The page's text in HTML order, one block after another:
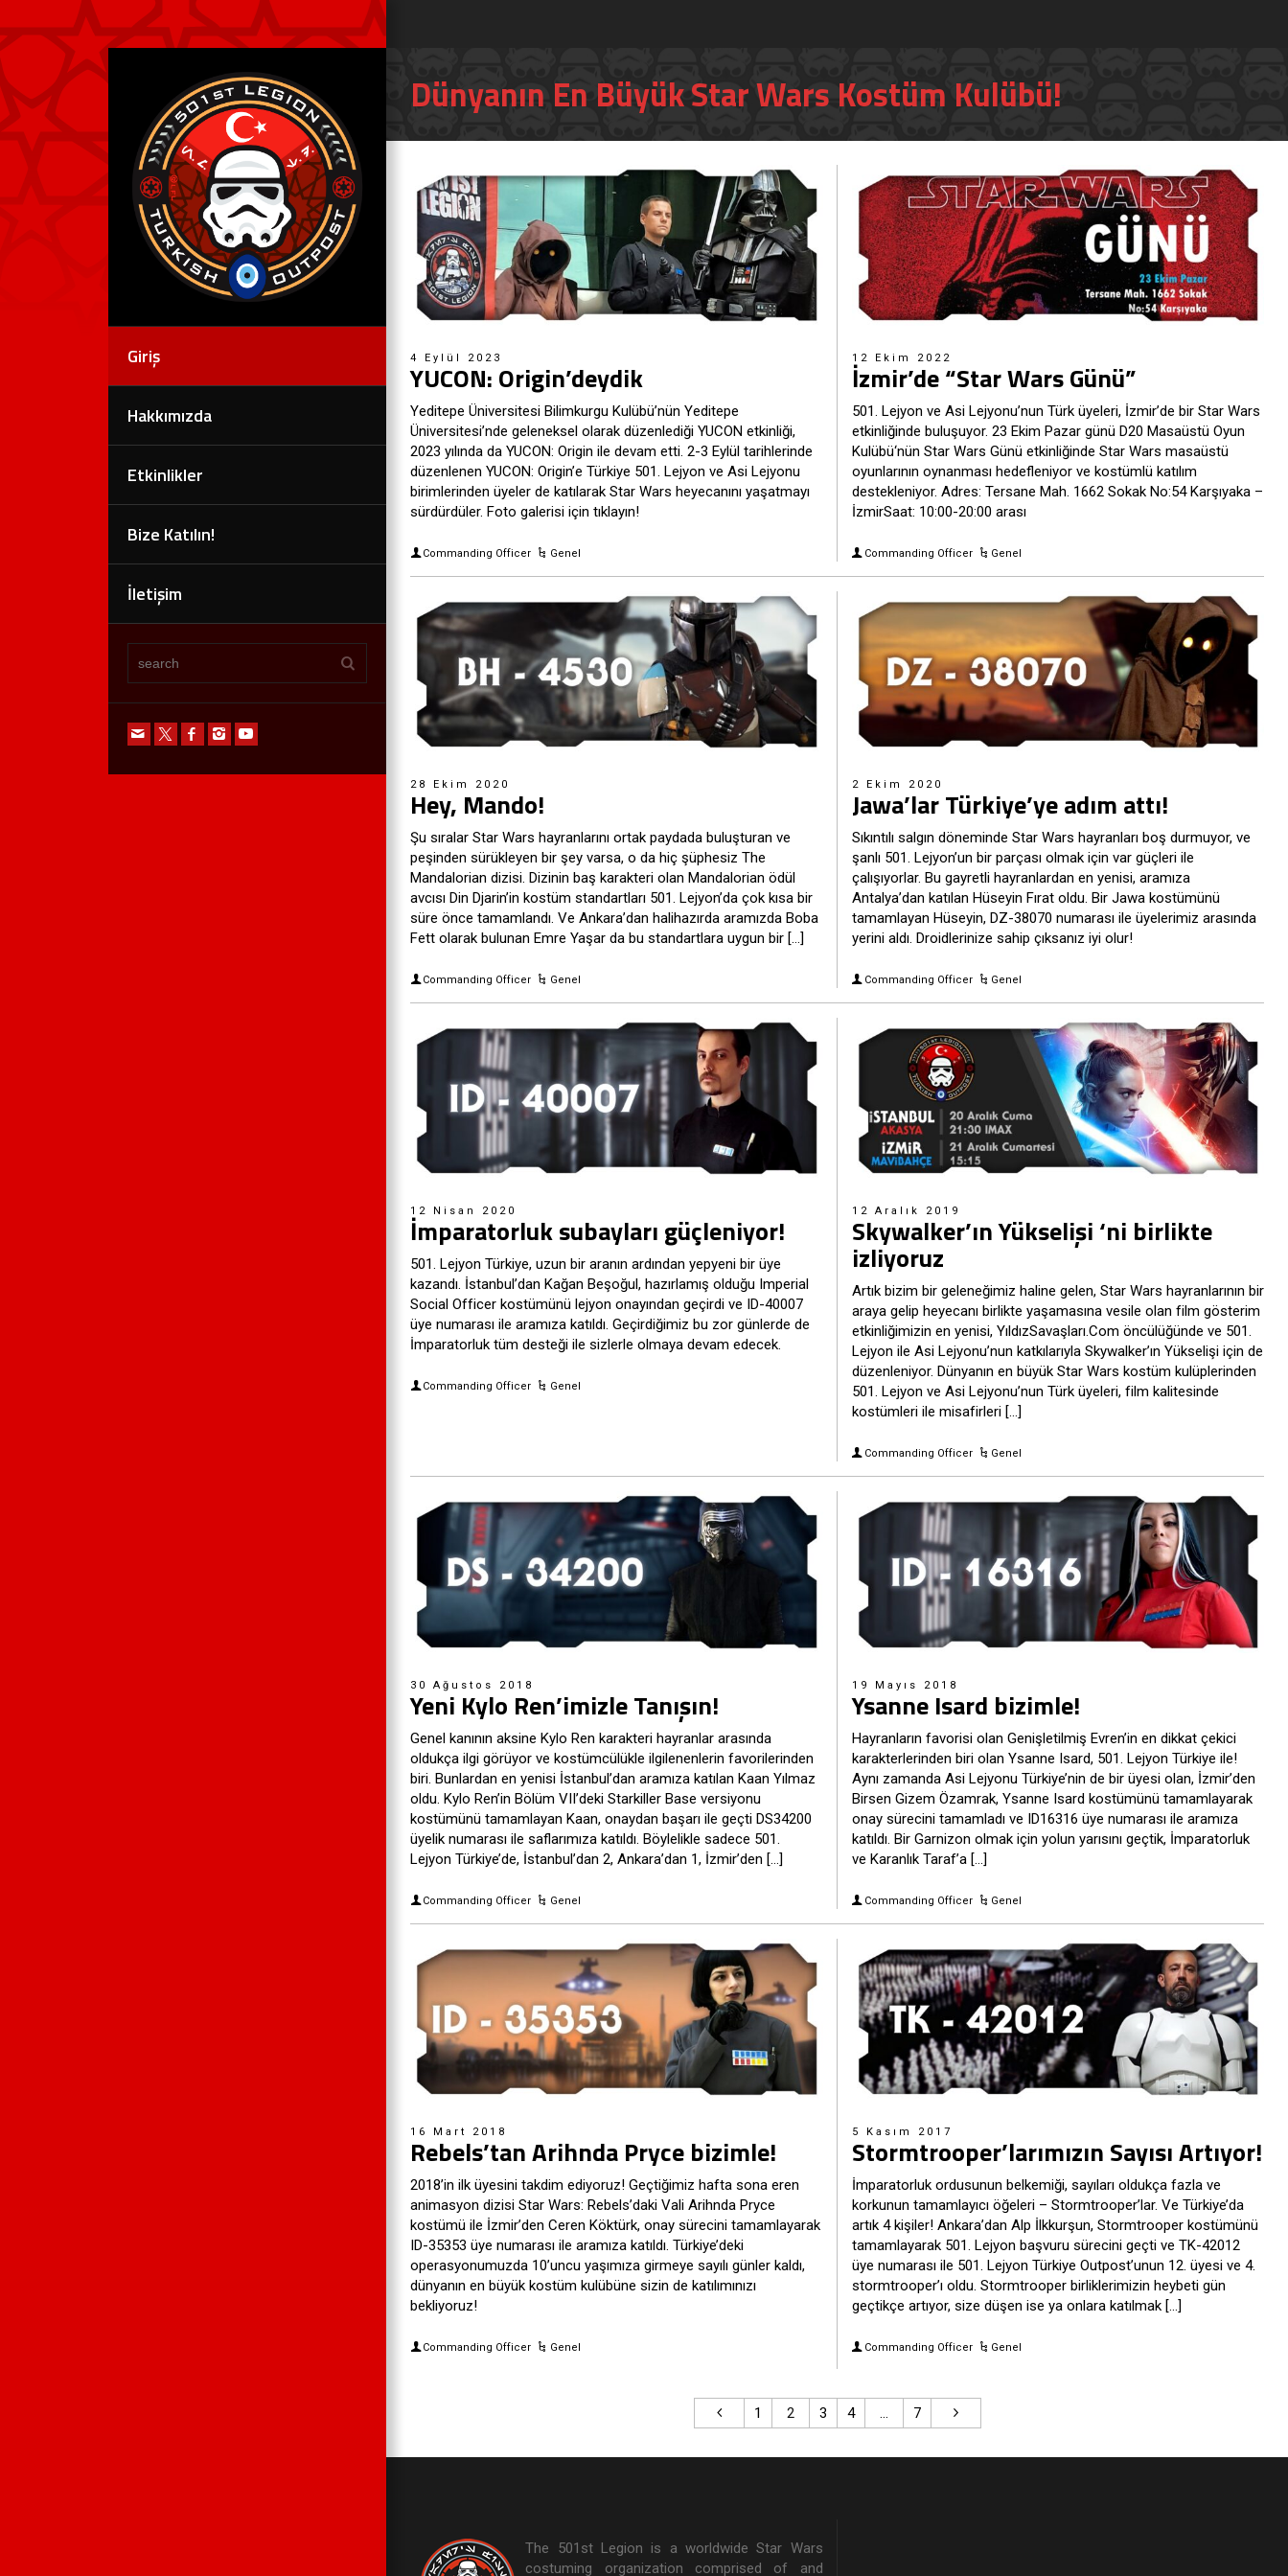
Giriş
Hakkımızda
Etkinlikler
Bize Katılın!
İletişim
Dünyanın En Büyük Star Wars Kostüm Kulübü!
4 Eylül 2023
YUCON: Origin’deydik
Yeditepe Üniversitesi Bilimkurgu Kulübü’nün Yeditepe
Üniversitesi’nde geleneksel olarak düzenlediği YUCON etkinliği,
2023 yılında da YUCON: Origin ile devam etti. 2-3 Eylül tarihlerinde
düzenlenen YUCON: Origin’e Türkiye 501. Lejyon ve Asi Lejyonu
birimlerinden üyeler de katılarak Star Wars heyecanını yaşatmayı
sürdürdüler. Foto galerisi için tıklayın!
Commanding Officer Genel
12 Ekim 2022
İzmir’de “Star Wars Günü”
501. Lejyon ve Asi Lejyonu’nun Türk üyeleri, İzmir’de bir Star Wars
etkinliğinde buluşuyor. 23 Ekim Pazar günü D20 Masaüstü Oyun
Kulübü‘nün Star Wars Günü etkinliğinde Star Wars masaüstü
oyunlarının oynanması hedefleniyor ve kostümlü katılım
destekleniyor. Adres: Tersane Mah. 1662 Sokak No:54 Karşıyaka –
İzmirSaat: 10:00-20:00 arası
Commanding Officer Genel
28 Ekim 2020
Hey, Mando!
Şu sıralar Star Wars hayranlarını ortak paydada buluşturan ve
peşinden sürükleyen bir şey varsa, o da hiç şüphesiz The
Mandalorian dizisi. Dizinin baş karakteri olan Mandalorian ödül
avcısı Din Djarin’in kostüm standartları 501. Lejyon’da çok kısa bir
süre önce tamamlandı. Ve Ankara’dan halihazırda aramızda Boba
Fett olarak bulunan Emre Yaşar da bu standartlara uygun bir […]
Commanding Officer Genel
2 Ekim 2020
Jawa’lar Türkiye’ye adım attı!
Sıkıntılı salgın döneminde Star Wars hayranları boş durmuyor, ve
şanlı 501. Lejyon’un bir parçası olmak için var güçleri ile
çalışıyorlar. Bu gayretli hayranlardan en yenisi, aramıza
Antalya’dan katılan Hüseyin Fırat oldu. Bir Jawa kostümünü
tamamlayan Hüseyin, DZ-38070 numarası ile üyelerimiz arasında
yerini aldı. Droidlerinize sahip çıksanız iyi olur!
Commanding Officer Genel
12 Nisan 2020
İmparatorluk subayları güçleniyor!
501. Lejyon Türkiye, uzun bir aranın ardından yepyeni bir üye
kazandı. İstanbul’dan Kağan Beşoğul, hazırlamış olduğu Imperial
Social Officer kostümünü lejyon onayından geçirdi ve ID-40007
üye numarası ile aramıza katıldı. Geçirdiğimiz bu zor günlerde de
İmparatorluk tüm desteği ile sizlerle olmaya devam edecek.
Commanding Officer Genel
12 Aralık 2019
Skywalker’ın Yükselişi ‘ni birlikte
izliyoruz
Artık bizim bir geleneğimiz haline gelen, Star Wars hayranlarının bir
araya gelip heyecanı birlikte yaşamasına vesile olan film gösterim
etkinliğimizin en yenisi, YıldızSavaşları.Com öncülüğünde ve 501.
Lejyon ile Asi Lejyonu’nun katkılarıyla Skywalker’ın Yükselişi için de
düzenleniyor. Dünyanın en büyük Star Wars kostüm kulüplerinden
501. Lejyon ve Asi Lejyonu’nun Türk üyeleri, film kalitesinde
kostümleri ile misafirleri […]
Commanding Officer Genel
30 Ağustos 2018
Yeni Kylo Ren’imizle Tanışın!
Genel kanının aksine Kylo Ren karakteri hayranlar arasında
oldukça ilgi görüyor ve kostümcülükle ilgilenenlerin favorilerinden
biri. Bunlardan en yenisi İstanbul’dan aramıza katılan Kaan Yılmaz
oldu. Kylo Ren’in Bölüm VII’deki Starkiller Base versiyonu
kostümünü tamamlayan Kaan, onaydan başarı ile geçti DS34200
üyelik numarası ile saflarımıza katıldı. Böylelikle sadece 501.
Lejyon Türkiye’de, İstanbul’dan 2, Ankara’dan 1, İzmir’den […]
Commanding Officer Genel
19 Mayıs 2018
Ysanne Isard bizimle!
Hayranların favorisi olan Genişletilmiş Evren’in en dikkat çekici
karakterlerinden biri olan Ysanne Isard, 501. Lejyon Türkiye ile!
Aynı zamanda Asi Lejyonu Türkiye’nin de bir üyesi olan, İzmir’den
Birsen Gizem Özamrak, Ysanne Isard kostümünü tamamlayarak
onay sürecini tamamladı ve ID16316 üye numarası ile aramıza
katıldı. Bir Garnizon olmak için yolun yarısını geçtik, İmparatorluk
ve Karanlık Taraf’a […]
Commanding Officer Genel
16 Mart 2018
Rebels’tan Arihnda Pryce bizimle!
2018’in ilk üyesini takdim ediyoruz! Geçtiğimiz hafta sona eren
animasyon dizisi Star Wars: Rebels’daki Vali Arihnda Pryce
kostümü ile İzmir’den Ceren Köktürk, onay sürecini tamamlayarak
ID-35353 üye numarası ile aramıza katıldı. Türkiye’deki
operasyonumuzda 10’uncu yaşımıza girmeye sayılı günler kaldı,
dünyanın en büyük kostüm kulübüne sizin de katılımınızı
bekliyoruz!
Commanding Officer Genel
5 Kasım 2017
Stormtrooper’larımızın Sayısı Artıyor!
İmparatorluk ordusunun belkemiği, sayıları oldukça fazla ve
korkunun tamamlayıcı öğeleri – Stormtrooper’lar. Ve Türkiye’da
artık 4 kişiler! Ankara’dan Alp İlkkurşun, Stormtrooper kostümünü
tamamlayarak 501. Lejyon başvuru sürecini geçti ve TK-42012
üye numarası ile 501. Lejyon Türkiye Outpost’unun 12. üyesi ve 4.
stormtrooper’ı oldu. Stormtrooper birliklerimizin heybeti gün
geçtikçe artıyor, size düşen ise ya onlara katılmak […]
Commanding Officer Genel
1 2 3 4 … 7
The 501st Legion is a worldwide Star Wars
costuming organization comprised of and